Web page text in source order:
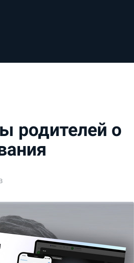
родителей о